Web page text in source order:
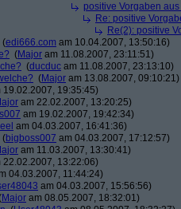
positive Vorgaben
Re: positive
Re(2): positive
(edi666.com am 10.04.2007, 13:50:16)
(Major am 11.08.2007, 23:11:51)
(ducduc am 11.08.2007, 23:13:10)
(Major am 13.08.2007, 09:10:21)
19.02.2007, 19:35:45)
am 22.02.2007, 13:20:25)
am 19.02.2007, 19:42:34)
am 04.03.2007, 16:41:36)
(bigboss007 am 04.03.2007, 17:12:57)
am 11.03.2007, 13:30:41)
22.02.2007, 13:22:06)
04.03.2007, 11:44:24)
am 04.03.2007, 15:56:56)
Major am 08.05.2007, 18:32:01)